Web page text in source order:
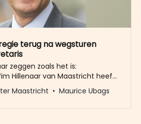
terug na wegsturen
zeggen zoals het is:
Hillenaar van Maastricht heeft
het profiel opgebouwd dat hij
met een uitgesproken visie.
Maastricht Maurice Ubags